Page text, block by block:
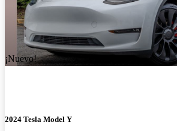
¡Nuevo!
2024 Tesla Model Y